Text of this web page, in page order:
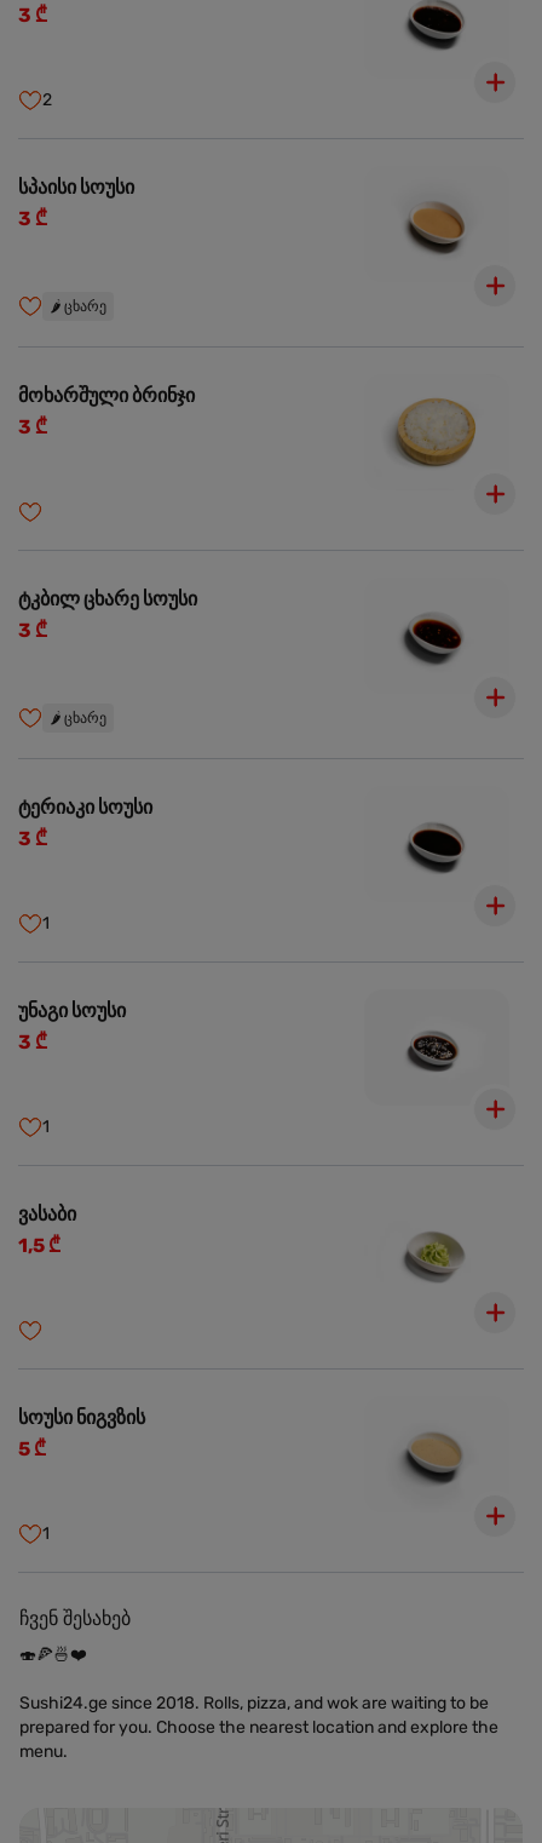
3 ₾
2
სპაისი სოუსი
3 ₾
🌶️ ცხარე
მოხარშული ბრინჯი
3 ₾
ტკბილ ცხარე სოუსი
3 ₾
🌶️ ცხარე
ტერიაკი სოუსი
3 ₾
1
უნაგი სოუსი
3 ₾
1
ვასაბი
1,5 ₾
სოუსი ნიგვზის
5 ₾
1
ჩვენ შესახებ
🍣🍕🍜❤️
Sushi24.ge since 2018. Rolls, pizza, and wok are waiting to be
prepared for you. Choose the nearest location and explore the
menu.